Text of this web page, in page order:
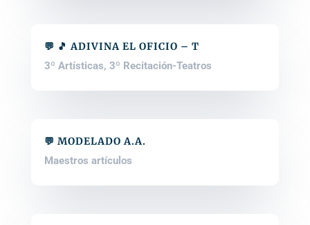
💬 🎵 ADIVINA EL OFICIO – T
3º Artísticas, 3º Recitación-Teatros
💬 MODELADO A.A.
Maestros artículos